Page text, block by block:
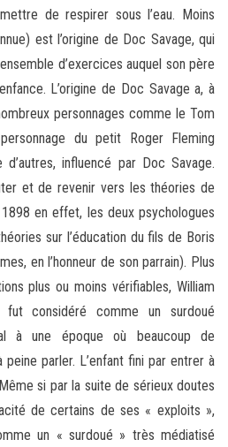
de respirer sous l’eau. Moins
est l’origine de Doc Savage, qui
d’exercices auquel son père
L’origine de Doc Savage a, à
personnages comme le Tom
du petit Roger Fleming
influencé par Doc Savage.
et de revenir vers les théories de
en effet, les deux psychologues
sur l’éducation du fils de Boris
en l’honneur de son parrain). Plus
plus ou moins vérifiables, William
fut considéré comme un surdoué
à une époque où beaucoup de
parler. L’enfant fini par entrer à
si par la suite de sérieux doutes
de certains de ses « exploits »,
un « surdoué » très médiatisé